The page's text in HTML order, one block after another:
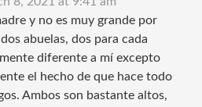
y no es muy grande por
abuelas, dos para cada
diferente a mí excepto
el hecho de que hace todo
Ambos son bastante altos,